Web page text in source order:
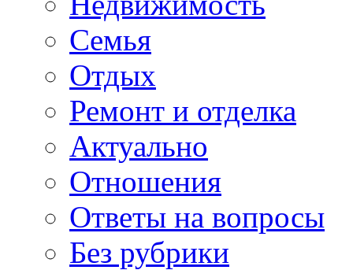
Семья
Отдых
Ремонт и отделка
Актуально
Отношения
Ответы на вопросы
Без рубрики